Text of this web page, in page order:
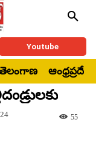
Youtube
ఆంధ్రప్రదేశ్
55